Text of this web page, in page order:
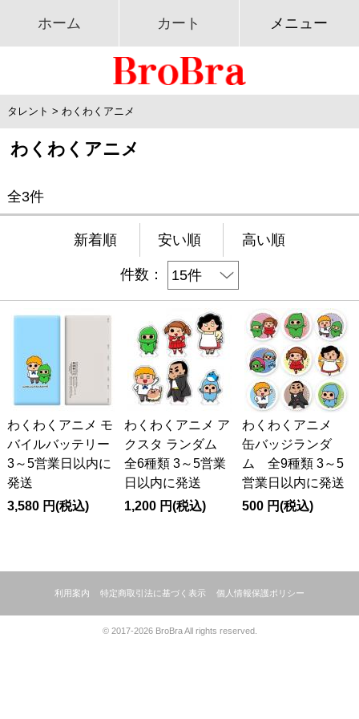
ホーム カート メニュー
タレント > わくわくアニメ
わくわくアニメ
全3件
新着順 安い順 高い順
件数：
わくわくアニメ モ
バイルバッテリー
3～5営業日以内に
発送
3,580円(税込)
わくわくアニメ ア
クスタ ランダム
全6種類 3～5営業
日以内に発送
1,200 円(税込)
わくわくアニメ
缶バッジランダ
ム 全9種類 3～5
営業日以内に発送
500円(税込)
利用案内 特定商取引法に基づく表示 個人情報保護ポリシー
© 2017-2026 BroBra All rights reserved.